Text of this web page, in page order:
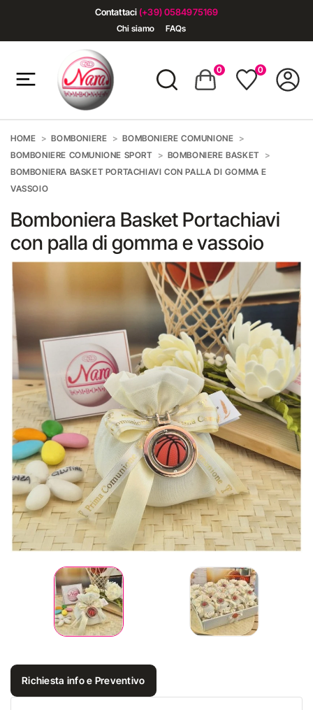
Contattaci (+39) 0584975169
Chi siamo FAQs
0 0
HOME BOMBONIERE
BOMBONIERE COMUNIONE
BOMBONIERE COMUNIONE SPORT
BOMBONIERE BASKET
BOMBONIERA BASKET PORTACHIAVI CON PALLA DI GOMMA E
VASSOIO
Bomboniera Basket Portachiavi
con palla di gomma e vassoio
Richiesta info e Preventivo